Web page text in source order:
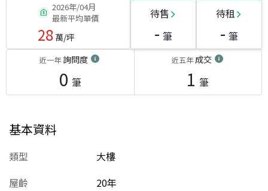
2026年/04月
最新平均單價
28萬/坪
待售
- 筆
待租
- 筆
近一年詢問度
0 筆
近五年成交
1 筆
基本資料
類型
大樓
屋齡
20年